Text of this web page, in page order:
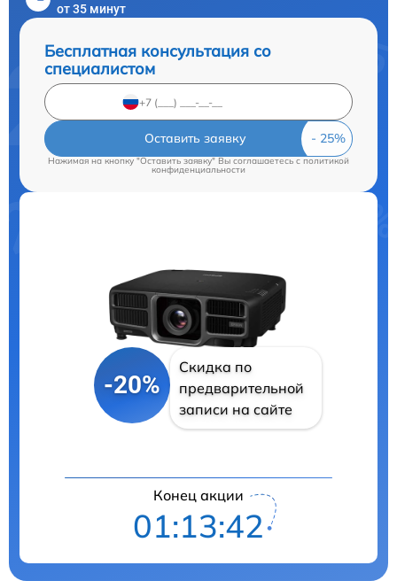
от 35 минут
Бесплатная консультация со
специалистом
Оставить заявку
Нажимая на кнопку "Оставить заявку" Вы соглашаетесь cполитикой
конфиденциальности
-20%
Скидка по
предварительной
записи на сайте
Конец акции
01:13:41